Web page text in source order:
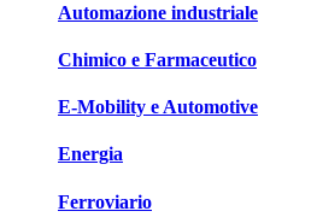
Automazione industriale
Chimico e Farmaceutico
E-Mobility e Automotive
Energia
Ferroviario